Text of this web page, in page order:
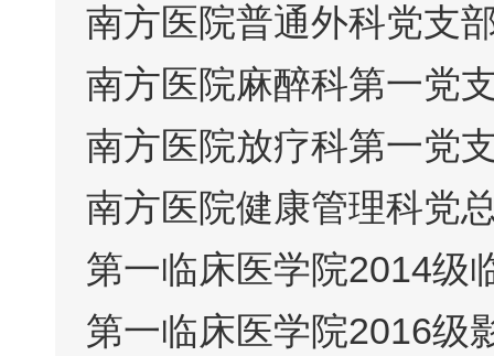
南方医院普通外科党支
南方医院麻醉科第一党
南方医院放疗科第一党
南方医院健康管理科党
第一临床医学院2014级
第一临床医学院2016级